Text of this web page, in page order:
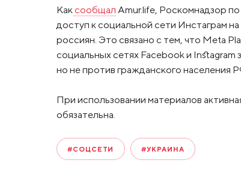
Как сообщал Amur.life, Роскомнадзор
доступ к социальной сети Инстаграм
россиян. Это связано с тем, что Meta
социальных сетях Facebook и
но не против гражданского населения
При использовании материалов
обязательна.
#СОЦСЕТИ #УКРАИНА